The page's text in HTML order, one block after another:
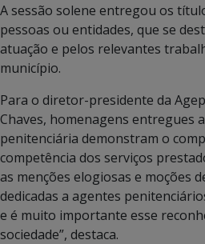
A sessão solene entregou os
pessoas ou entidades, que se
atuação e pelos relevantes
município.
Para o diretor-presidente da
Chaves, homenagens entregues
penitenciária demonstram o
competência dos serviços
as menções elogiosas e moções
dedicadas a agentes
e é muito importante esse
sociedade”, destaca.